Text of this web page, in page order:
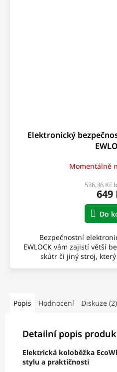
Elektronický
Momentálně
536,36 Kč
649
Do
Bezpečnostní
EWLOCK vám zajistí větší
skútr či jiný stroj,
Popis Hodnocení Diskuze (2)
Detailní popis
Elektrická koloběžka
stylu a praktičnosti